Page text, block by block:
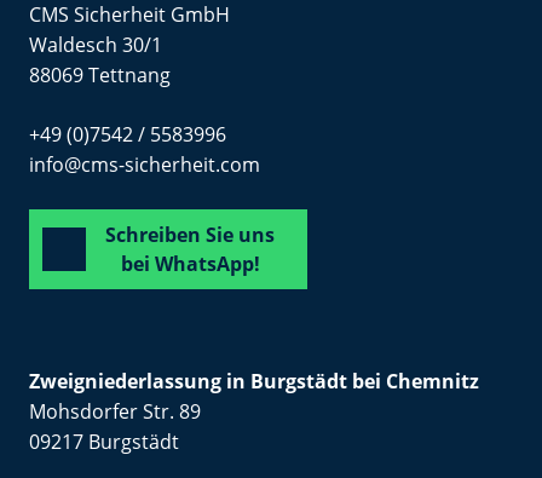
CMS Sicherheit GmbH
Waldesch 30/1
88069 Tettnang
+49 (0)7542 / 5583996
info@cms-sicherheit.com
Schreiben Sie uns
bei WhatsApp!
Zweigniederlassung in Burgstädt bei Chemnitz
Mohsdorfer Str. 89
09217 Burgstädt